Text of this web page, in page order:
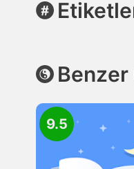
9.5